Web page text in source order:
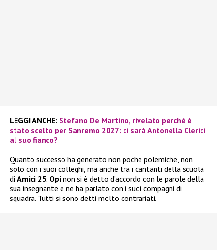
LEGGI ANCHE: Stefano De Martino, rivelato perché è
stato scelto per Sanremo 2027: ci sarà Antonella Clerici
al suo fianco?
Quanto successo ha generato non poche polemiche, non
solo con i suoi colleghi, ma anche tra i cantanti della scuola
di Amici 25. Opi non si è detto d’accordo con le parole della
sua insegnante e ne ha parlato con i suoi compagni di
squadra. Tutti si sono detti molto contrariati.